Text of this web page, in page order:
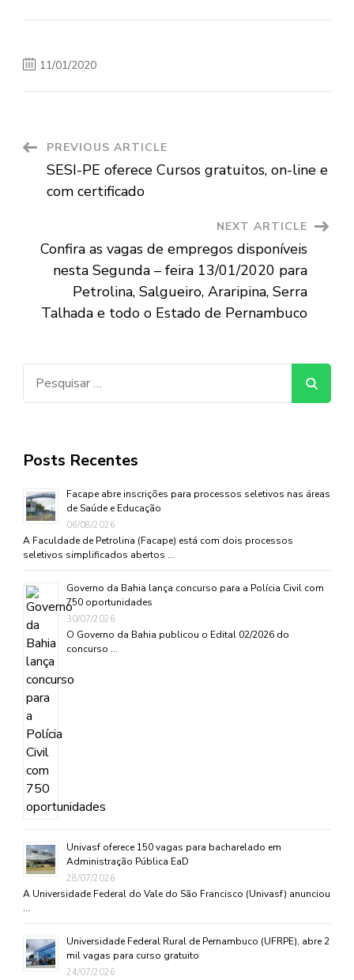
11/01/2020
Post
Navigation
PREVIOUS ARTICLE
SESI-PE oferece Cursos gratuitos, on-line e
com certificado
NEXT ARTICLE
Confira as vagas de empregos disponíveis
nesta Segunda – feira 13/01/2020 para
Petrolina, Salgueiro, Araripina, Serra
Talhada e todo o Estado de Pernambuco
Posts Recentes
Facape abre inscrições para processos seletivos nas áreas
de Saúde e Educação
06/08/2026
A Faculdade de Petrolina (Facape) está com dois processos
seletivos simplificados abertos …
Governo da Bahia lança concurso para a Polícia Civil com
750 oportunidades
30/07/2026
O Governo da Bahia publicou o Edital 02/2026 do
concurso …
Univasf oferece 150 vagas para bacharelado em
Administração Pública EaD
28/07/2026
A Universidade Federal do Vale do São Francisco (Univasf) anunciou
…
Universidade Federal Rural de Pernambuco (UFRPE), abre 2
mil vagas para curso gratuito
24/07/2026